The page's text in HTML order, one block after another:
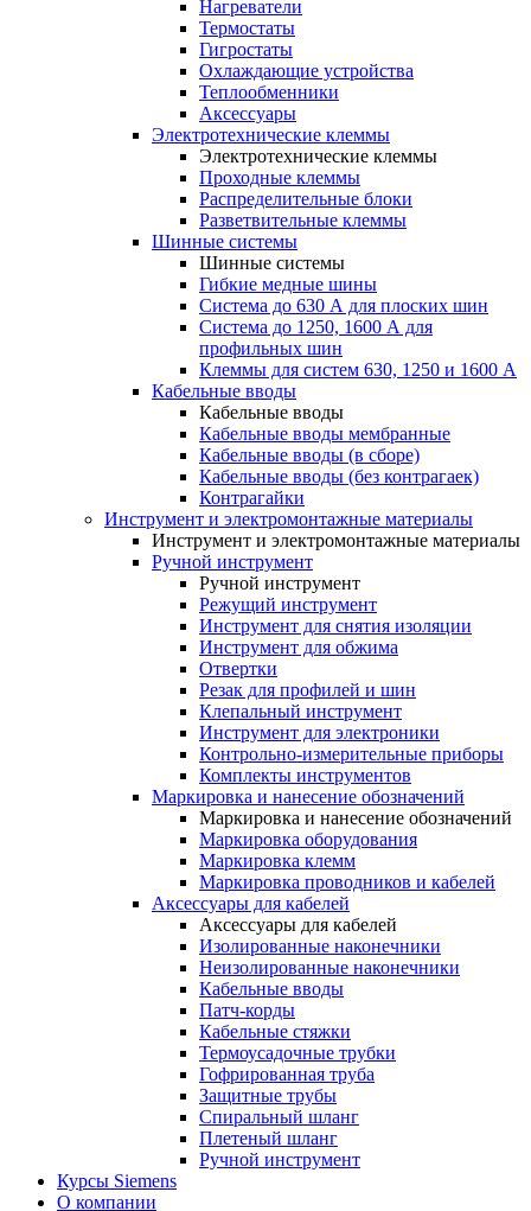
Нагреватели
Термостаты
Гигростаты
Охлаждающие устройства
Теплообменники
Аксессуары
Электротехнические клеммы
Электротехнические клеммы
Проходные клеммы
Распределительные блоки
Разветвительные клеммы
Шинные системы
Шинные системы
Гибкие медные шины
Система до 630 А для плоских шин
Система до 1250, 1600 А для
профильных шин
Клеммы для систем 630, 1250 и 1600 А
Кабельные вводы
Кабельные вводы
Кабельные вводы мембранные
Кабельные вводы (в сборе)
Кабельные вводы (без контрагаек)
Контрагайки
Инструмент и электромонтажные материалы
Инструмент и электромонтажные материалы
Ручной инструмент
Ручной инструмент
Режущий инструмент
Инструмент для снятия изоляции
Инструмент для обжима
Отвертки
Резак для профилей и шин
Клепальный инструмент
Инструмент для электроники
Контрольно-измерительные приборы
Комплекты инструментов
Маркировка и нанесение обозначений
Маркировка и нанесение обозначений
Маркировка оборудования
Маркировка клемм
Маркировка проводников и кабелей
Аксессуары для кабелей
Аксессуары для кабелей
Изолированные наконечники
Неизолированные наконечники
Кабельные вводы
Патч-корды
Кабельные стяжки
Термоусадочные трубки
Гофрированная труба
Защитные трубы
Спиральный шланг
Плетеный шланг
Ручной инструмент
Курсы Siemens
О компании